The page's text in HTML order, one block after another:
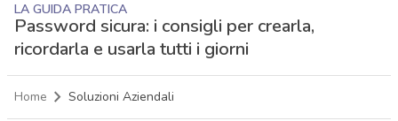
LA GUIDA PRATICA
Password sicura: i consigli per crearla,
ricordarla e usarla tutti i giorni
Home Soluzioni Aziendali